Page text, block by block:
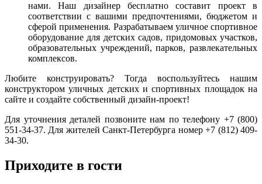
нами. Наш дизайнер бесплатно составит проект в
соответствии с вашими предпочтениями, бюджетом и
сферой применения. Разрабатываем уличное спортивное
оборудование для детских садов, придомовых участков,
образовательных учреждений, парков, развлекательных
комплексов.
Любите конструировать? Тогда воспользуйтесь нашим
конструктором уличных детских и спортивных площадок на
сайте и создайте собственный дизайн-проект!
Для уточнения деталей позвоните нам по телефону +7 (800)
551-34-37. Для жителей Санкт-Петербурга номер +7 (812) 409-
34-30.
Приходите в гости